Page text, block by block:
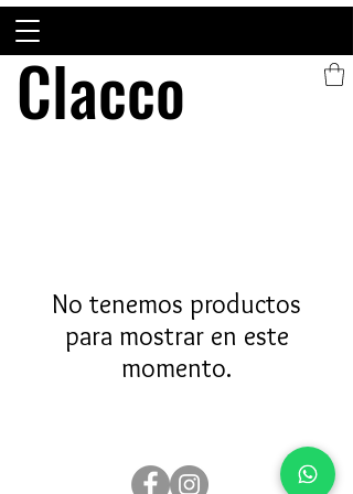
Clacco
Clacco
No tenemos productos
para mostrar en este
momento.